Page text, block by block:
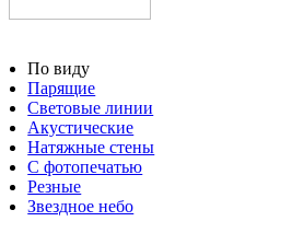
По виду
Парящие
Световые линии
Акустические
Натяжные стены
С фотопечатью
Резные
Звездное небо